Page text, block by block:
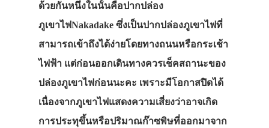
ด้วยกันหนึ่งในนั้นคือปากปล่อง
ภูเขาไฟNakadake ซึ่งเป็นปากปล่องภูเขาไฟที่
สามารถเข้าถึงได้ง่ายโดยทางถนนหรือกระเช้า
ไฟฟ้า แต่ก่อนออกเดินทางควรเช็คสถานะของ
ปล่องภูเขาไฟก่อนนะคะ เพราะมีโอกาสปิดได้
เนื่องจากภูเขาไฟแสดงความเสี่ยงว่าอาจเกิด
การประทุขึ้นหรือปริมาณก๊าซพิษที่ออกมาจาก